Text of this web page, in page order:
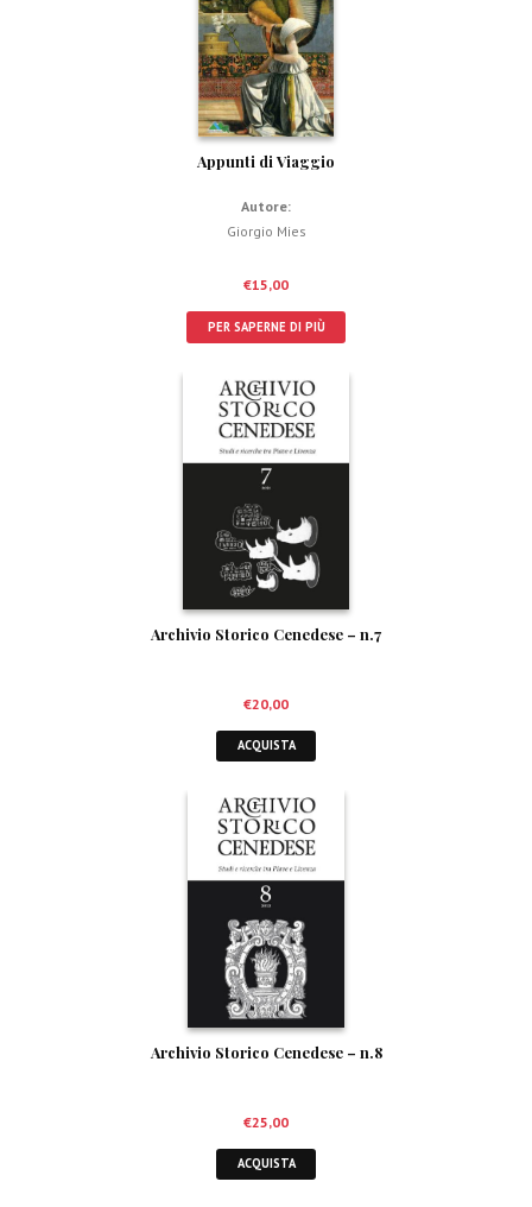
Appunti di Viaggio
Autore:
Giorgio Mies
€15,00
PER SAPERNE DI PIÙ
Archivio Storico Cenedese – n.7
€20,00
ACQUISTA
Archivio Storico Cenedese – n.8
€25,00
ACQUISTA